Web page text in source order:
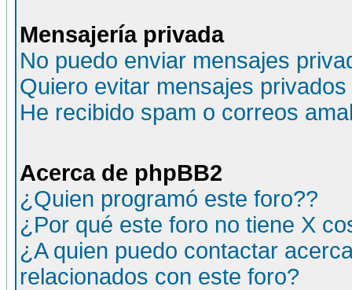
Mensajería privada
No puedo enviar mensajes
Quiero evitar mensajes
He recibido spam o correos
Acerca de phpBB2
¿Quien programó este foro??
¿Por qué este foro no tiene X
¿A quien puedo contactar
relacionados con este foro?